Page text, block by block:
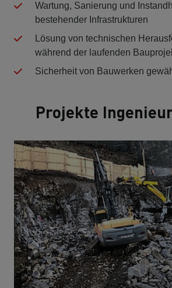
Wartung, Sanierung und
bestehender Infrastrukturen
Lösung von technischen
während der laufenden
Sicherheit von Bauwerken
Projekte